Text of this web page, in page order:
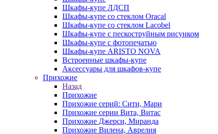
Шкафы-купе ЛДСП
Шкафы-купе со стеклом Oracal
Шкафы-купе со стеклом Lacobel
Шкафы-купе с пескоструйным рисунком
Шкафы-купе с фотопечатью
Шкафы-купе ARISTO NOVA
Встроенные шкафы-купе
Аксессуары для шкафов-купе
Прихожие
Назад
Прихожие
Прихожие серий: Сити, Мари
Прихожие серии Вита, Витас
Прихожие Джерси, Миранда
Прихожие Вилена, Аврелия